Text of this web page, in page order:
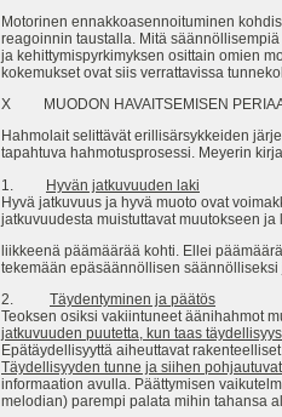
Motorinen ennakkoasennoituminen
reagoinnin taustalla. Mitä
ja kehittymispyrkimyksen osittain omien
kokemukset ovat siis verrattavissa
X MUODON HAVAITSEMISEN
Hahmolait selittävät erillisärsykkeiden
tapahtuva hahmotusprosessi. Meyerin
1. Hyvän jatkuvuuden laki
Hyvä jatkuvuus ja hyvä muoto ovat
jatkuvuudesta muistuttavat muutokseen
liikkeenä päämäärää kohti. Ellei
tekemään epäsäännöllisen säännölliseksi
2. Täydentyminen ja päätös
Teoksen osiksi vakiintuneet äänihahmot
jatkuvuuden puutetta, kun taas
Epätäydellisyyttä aiheuttavat
Täydellisyyden tunne ja siihen
informaation avulla. Päättymisen
melodian) parempi palata mihin tahansa